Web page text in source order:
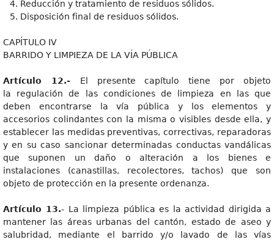
Reducción y tratamiento de residuos sólidos.
Disposición final de residuos sólidos.
CAPÍTULO IV
BARRIDO Y LIMPIEZA DE LA VÍA PÚBLICA
Artículo 12.- El presente capítulo tiene por objeto
la regulación de las condiciones de limpieza en las que
deben encontrarse la vía pública y los elementos y
accesorios colindantes con la misma o visibles desde ella, y
establecer las medidas preventivas, correctivas, reparadoras
y en su caso sancionar determinadas conductas vandálicas
que suponen un daño o alteración a los bienes e
instalaciones (canastillas, recolectores, tachos) que son
objeto de protección en la presente ordenanza.
Artículo 13.- La limpieza pública es la actividad dirigida a
mantener las áreas urbanas del cantón, estado de aseo y
salubridad, mediante el barrido y/o lavado de las vías